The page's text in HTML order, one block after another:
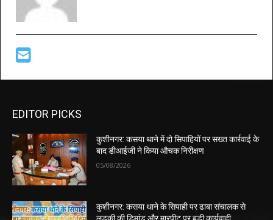
EDITOR PICKS
कुशीनगर: कसया थाने में दो सिपाहियों पर सख्त कार्रवाई के
बाद डीआईजी ने किया औचक निरीक्षण
05/08/2026
कुशीनगर: कसया थाने के सिपाही पर ढाबा संचालक से